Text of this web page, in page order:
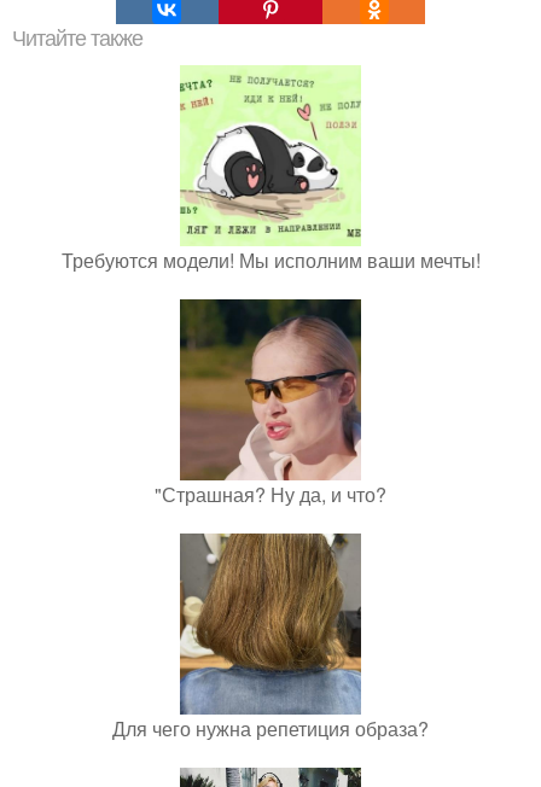
Читайте также
Требуются модели! Мы исполним ваши мечты!
"Страшная? Ну да, и что?
Для чего нужна репетиция образа?